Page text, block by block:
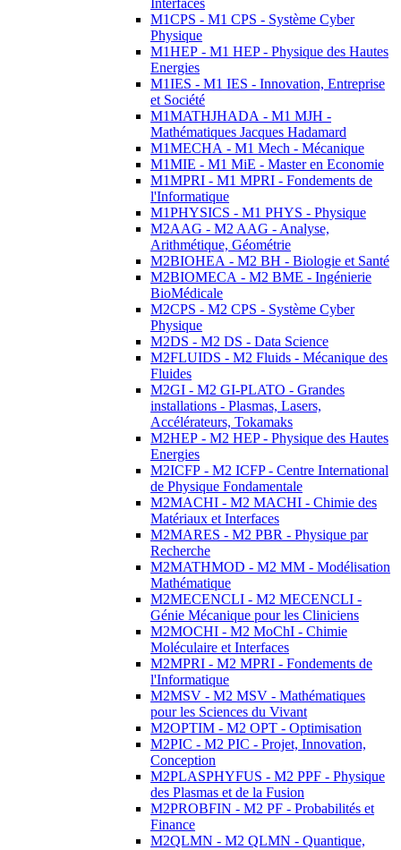
Interfaces
M1CPS - M1 CPS - Système Cyber
Physique
M1HEP - M1 HEP - Physique des Hautes
Energies
M1IES - M1 IES - Innovation, Entreprise
et Société
M1MATHJHADA - M1 MJH -
Mathématiques Jacques Hadamard
M1MECHA - M1 Mech - Mécanique
M1MIE - M1 MiE - Master en Economie
M1MPRI - M1 MPRI - Fondements de
l'Informatique
M1PHYSICS - M1 PHYS - Physique
M2AAG - M2 AAG - Analyse,
Arithmétique, Géométrie
M2BIOHEA - M2 BH - Biologie et Santé
M2BIOMECA - M2 BME - Ingénierie
BioMédicale
M2CPS - M2 CPS - Système Cyber
Physique
M2DS - M2 DS - Data Science
M2FLUIDS - M2 Fluids - Mécanique des
Fluides
M2GI - M2 GI-PLATO - Grandes
installations - Plasmas, Lasers,
Accélérateurs, Tokamaks
M2HEP - M2 HEP - Physique des Hautes
Energies
M2ICFP - M2 ICFP - Centre International
de Physique Fondamentale
M2MACHI - M2 MACHI - Chimie des
Matériaux et Interfaces
M2MARES - M2 PBR - Physique par
Recherche
M2MATHMOD - M2 MM - Modélisation
Mathématique
M2MECENCLI - M2 MECENCLI -
Génie Mécanique pour les Cliniciens
M2MOCHI - M2 MoChI - Chimie
Moléculaire et Interfaces
M2MPRI - M2 MPRI - Fondements de
l'Informatique
M2MSV - M2 MSV - Mathématiques
pour les Sciences du Vivant
M2OPTIM - M2 OPT - Optimisation
M2PIC - M2 PIC - Projet, Innovation,
Conception
M2PLASPHYFUS - M2 PPF - Physique
des Plasmas et de la Fusion
M2PROBFIN - M2 PF - Probabilités et
Finance
M2QLMN - M2 QLMN - Quantique,